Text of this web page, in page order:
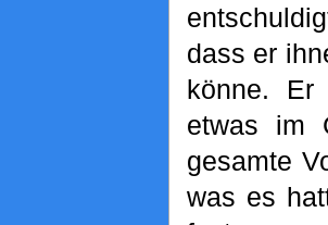
dass er
könne.
etwas im
gesamte
was es